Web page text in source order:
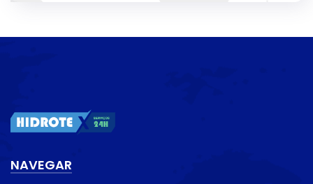
NAVEGAR